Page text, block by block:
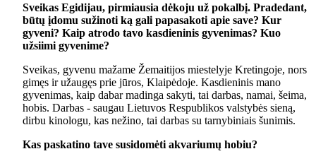
Sveikas Egidijau, pirmiausia dėkoju už pokalbį. Pradedant,
būtų įdomu sužinoti ką gali papasakoti apie save? Kur
gyveni? Kaip atrodo tavo kasdieninis gyvenimas? Kuo
užsiimi gyvenime?
Sveikas, gyvenu mažame Žemaitijos miestelyje Kretingoje, nors
gimęs ir užaugęs prie jūros, Klaipėdoje. Kasdieninis mano
gyvenimas, kaip dabar madinga sakyti, tai darbas, namai, šeima,
hobis. Darbas - saugau Lietuvos Respublikos valstybės sieną,
dirbu kinologu, kas nežino, tai darbas su tarnybiniais šunimis.
Kas paskatino tave susidomėti akvariumų hobiu?